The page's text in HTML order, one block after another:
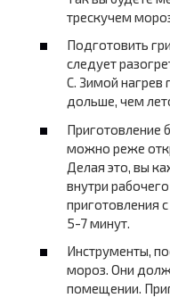
трескучем
Подготовить
следует
С. Зимой нагрев
дольше, чем
Приготовление
можно реже
Делая это, вы
внутри
приготовления
5-7 минут.
Инструменты,
мороз. Они
помещении.